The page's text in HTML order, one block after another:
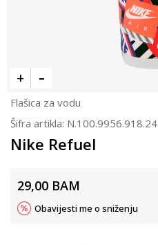
Flašica za vodu
Šifra artikla: N.100.9956.918.24
Nike Refuel
29,00 BAM
Obavijesti me o sniženju